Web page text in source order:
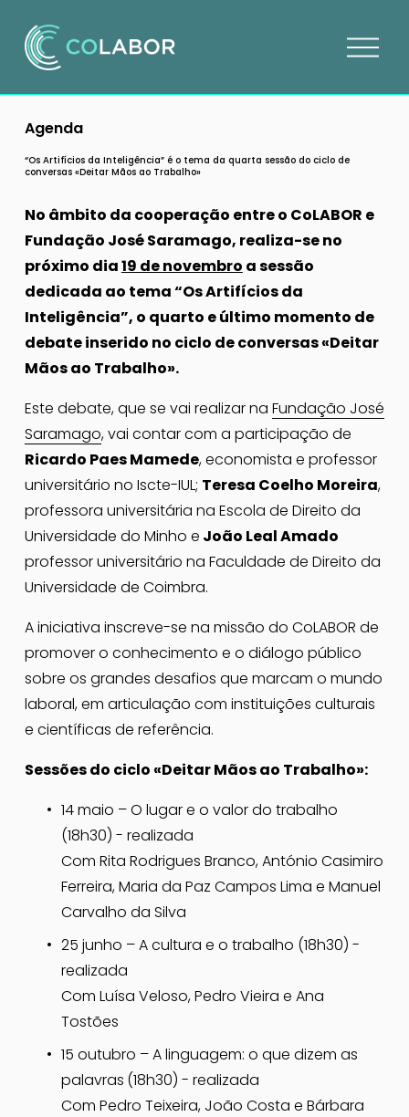
A
u
“Os Artifícios da Inteligência” é o tema da quarta sessão do ciclo de
conversas «Deitar Mãos ao Trabalho»
Agenda
No âmbito da cooperação entre o CoLABOR e
Fundação José Saramago, realiza-se no
próximo dia 19 de novembro a sessão
dedicada ao tema “Os Artifícios da
Inteligência”, o quarto e último momento de
debate inserido no ciclo de conversas «Deitar
Mãos ao Trabalho».
Este debate, que se vai realizar na Fundação José
Saramago
Ricardo Paes Mamede, economista e professor
universitário no Iscte-IUL; Teresa Coelho Moreira,
professora universitária na Escola de Direito da
Universidade do Minho e João Leal Amado
professor universitário na Faculdade de Direito da
Universidade de Coimbra.
A iniciativa inscreve-se na missão do CoLABOR de
promover o conhecimento e o diálogo público
sobre os grandes desafios que marcam o mundo
laboral, em articulação com instituições culturais
e científicas de referência.
Sessões do ciclo «Deitar Mãos ao Trabalho»:
14 maio – O lugar e o valor do trabalho
(18h30) - realizada
Com Rita Rodrigues Branco, António Casimiro
Ferreira, Maria da Paz Campos Lima e Manuel
Carvalho da Silva
25 junho – A cultura e o trabalho (18h30) -
realizada
Com Luísa Veloso, Pedro Vieira e Ana
Tostões
15 outubro – A linguagem: o que dizem as
palavras (18h30) - realizada
Com Pedro Teixeira, João Costa e Bárbara